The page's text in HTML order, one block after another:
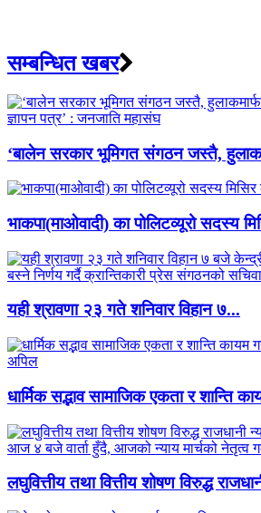
सम्बन्धित खबर
‘बालेन सरकार भूमिगत संगठन जस्तै,
भाकपा(माओवादी) का पोलिटव्यूरो सदस्य
यही श्रावणा २३ गते शनिवार विहान ७...
धार्मिक सद्भाव सामाजिक एकता र शान्ति
लघुवित्तीय तथा वित्तीय शोषण विरुद्ध